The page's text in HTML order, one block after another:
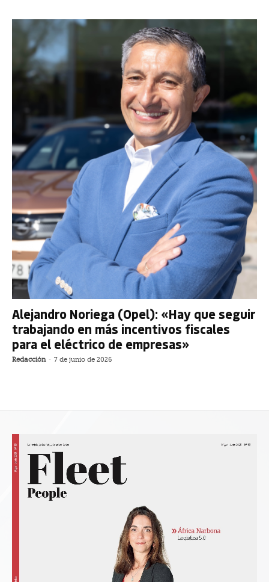
Alejandro Noriega (Opel): «Hay que seguir
trabajando en más incentivos fiscales
para el eléctrico de empresas»
Redacción - 7 de junio de 2026